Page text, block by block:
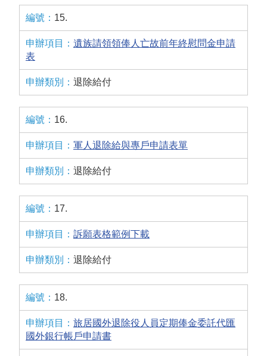
15.
遺族請領領俸人亡故前年終慰問金申請
表
退除給付
16.
軍人退除給與專戶申請表單
退除給付
17.
訴願表格範例下載
退除給付
18.
旅居國外退除役人員定期俸金委託代匯
國外銀行帳戶申請書